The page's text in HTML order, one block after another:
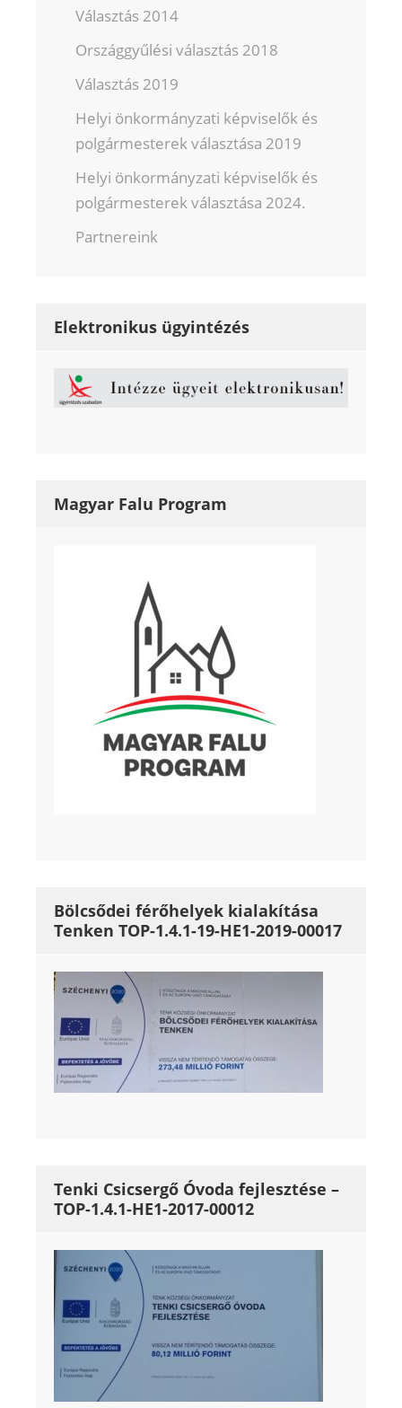
Választás 2014
Országgyűlési választás 2018
Választás 2019
Helyi önkormányzati képviselők és
polgármesterek választása 2019
Helyi önkormányzati képviselők és
polgármesterek választása 2024.
Partnereink
Elektronikus ügyintézés
Magyar Falu Program
Bölcsődei férőhelyek kialakítása
Tenken TOP-1.4.1-19-HE1-2019-00017
Tenki Csicsergő Óvoda fejlesztése –
TOP-1.4.1-HE1-2017-00012